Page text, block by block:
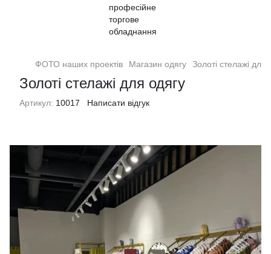
ФОТО наших проектів Магазин одягу Золоті стелажі для
Золоті стелажі для одягу
Артикул: 10017 Написати відгук